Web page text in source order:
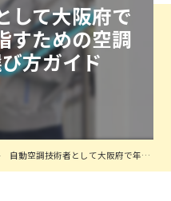
して大阪府で
すための空調
方ガイド
自動空調技術者として大阪府で年収アップを目指すための空調設備求人の選び方ガイド